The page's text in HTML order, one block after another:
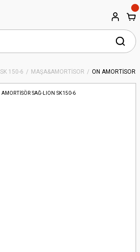
150-6 MAŞA&AMORTİSÖR ÖN AMORTİSÖR